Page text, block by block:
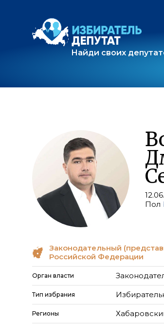
Найди своих
Пол
Законодательный
Российской Федерации
Орган власти
Тип избрания
Регионы